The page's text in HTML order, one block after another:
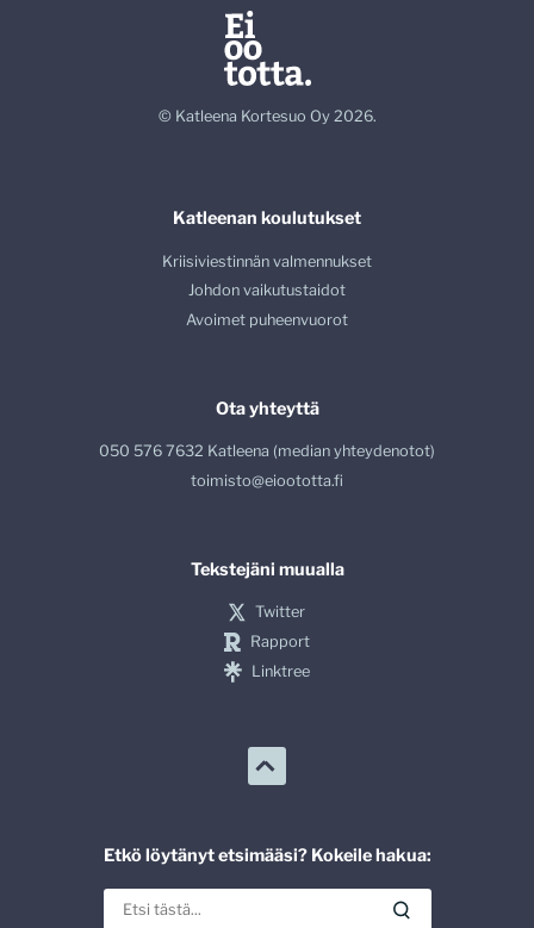
© Katleena Kortesuo Oy 2026.
Katleenan koulutukset
Kriisiviestinnän valmennukset
Johdon vaikutustaidot
Avoimet puheenvuorot
Ota yhteyttä
050 576 7632 Katleena (median yhteydenotot)
toimisto@eioototta.fi
Tekstejäni muualla
Twitter
Rapport
Linktree
Etkö löytänyt etsimääsi? Kokeile hakua: